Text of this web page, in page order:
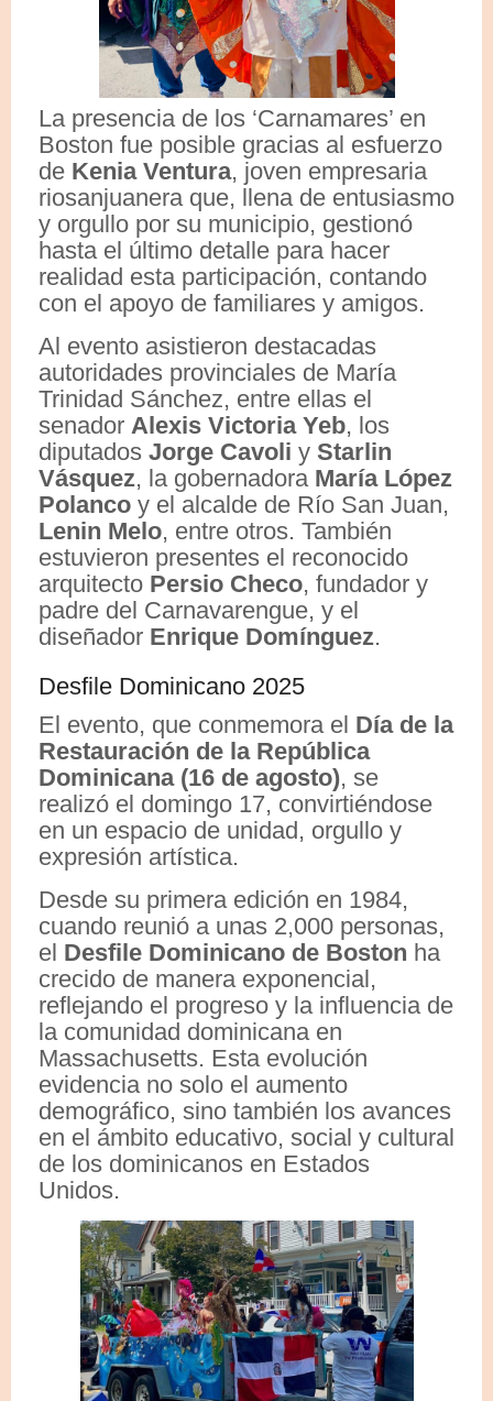
La presencia de los ‘Carnamares’ en
Boston fue posible gracias al esfuerzo
de Kenia Ventura, joven empresaria
riosanjuanera que, llena de entusiasmo
y orgullo por su municipio, gestionó
hasta el último detalle para hacer
realidad esta participación, contando
con el apoyo de familiares y amigos.
Al evento asistieron destacadas
autoridades provinciales de María
Trinidad Sánchez, entre ellas el
senador Alexis Victoria Yeb, los
diputados Jorge Cavoli y Starlin
Vásquez, la gobernadora María López
Polanco y el alcalde de Río San Juan,
Lenin Melo, entre otros. También
estuvieron presentes el reconocido
arquitecto Persio Checo, fundador y
padre del Carnavarengue, y el
diseñador Enrique Domínguez.
Desfile Dominicano 2025
El evento, que conmemora el Día de la
Restauración de la República
Dominicana (16 de agosto), se
realizó el domingo 17, convirtiéndose
en un espacio de unidad, orgullo y
expresión artística.
Desde su primera edición en 1984,
cuando reunió a unas 2,000 personas,
el Desfile Dominicano de Boston ha
crecido de manera exponencial,
reflejando el progreso y la influencia de
la comunidad dominicana en
Massachusetts. Esta evolución
evidencia no solo el aumento
demográfico, sino también los avances
en el ámbito educativo, social y cultural
de los dominicanos en Estados
Unidos.